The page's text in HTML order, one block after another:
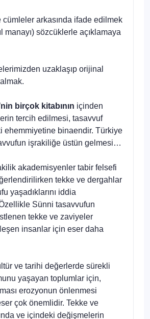
cümleler arkasında ifade edilmek
manayı) sözcüklerle açıklamaya
uzaklaşıp orijinal
birçok kitabının içinden
tercih edilmesi, tasavvuf
ehemmiyetine binaendir. Türkiye
işrakiliğe üstün gelmesi…
akademisyenler tabir felsefi
tekke ve dergahlar
yaşadıklarını iddia
Sünni tasavvufun
tekke ve zaviyeler
insanlar için eser daha
ve tarihi değerlerde sürekli
yaşayan toplumlar için,
erozyonun önlenmesi
çok önemlidir. Tekke ve
ve içindeki değişmelerin